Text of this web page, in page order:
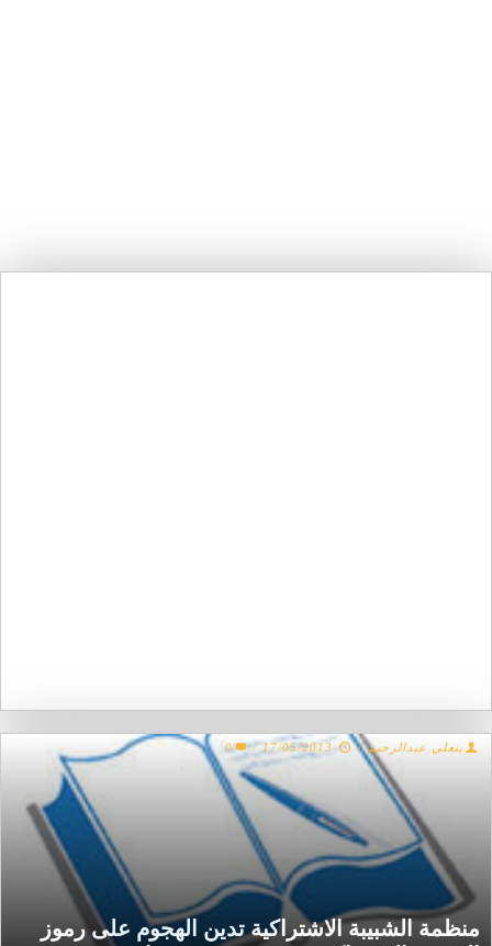
منظمة الشبيبة الاشتراكية تدين الهجوم على رموز
بنعلي عبدالرحيم /
17/05/2013
/
0